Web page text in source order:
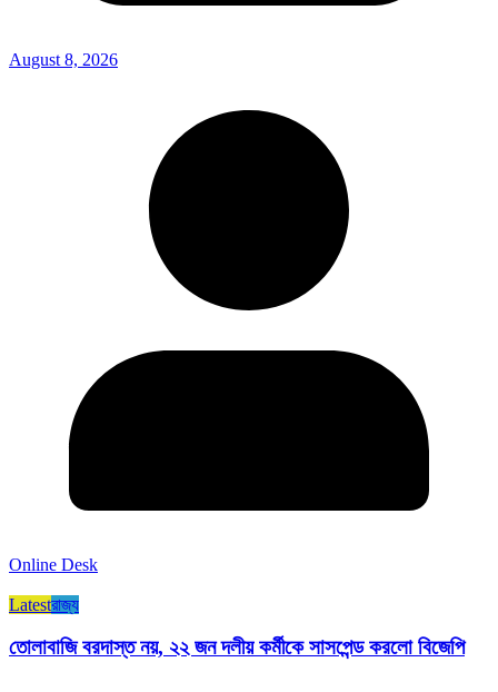
August 8, 2026
Online Desk
Latestরাজ্য​
তোলাবাজি বরদাস্ত নয়, ২২ জন দলীয় কর্মীকে সাসপেন্ড করলো বিজেপি